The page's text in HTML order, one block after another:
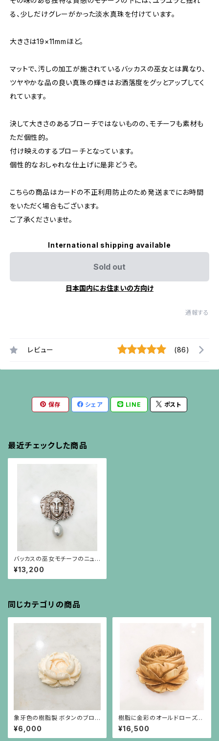
る、少しだけグレーがかった淡水真珠を付けています。
大きさは19×11mmほど。
マットで、汚しの加工が施されているバッカスの巫女とは異なり、
ツヤやかな品の良い真珠の輝きはお洒落度をグッとアップしてく
れています。
決して大きさのあるブローチではないものの、モチーフも素材も
ただ個性的。
付け映えのするブローチとなっています。
個性的なおしゃれな仕上げに是非どうぞ。
こちらの商品はカードの不正利用防止のため発送までにお時間
をいただく場合もございます。
ご了承くださいませ。
International shipping available
Sold out
日本国内にお住まいの方向け
通報する
レビュー (86)
保存 シェア LINE ポスト
最近チェックした商品
バッカスの巫女モチーフのニュ
ーラーヴァカメオの下にバロック
パールが揺れるブローチ
¥13,200
同じカテゴリの商品
象牙色の樹脂製 ボタンのブロ
ーチ
¥6,000
樹脂に金彩のオールドローズの
ブローチ
¥16,500